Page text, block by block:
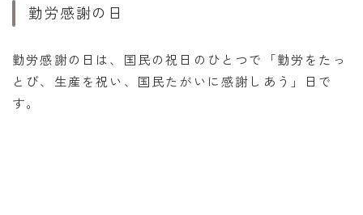
勤労感謝の日
勤労感謝の日は、国民の祝日のひとつで「勤労をたっ
とび、生産を祝い、国民たがいに感謝しあう」日で
す。